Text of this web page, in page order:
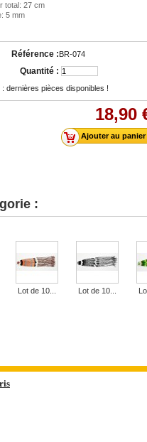
total: 27 cm
5 mm
Référence :BR-074
Quantité :
: dernières pièces disponibles !
18,90
:
Lot de 10... Lot de 10...